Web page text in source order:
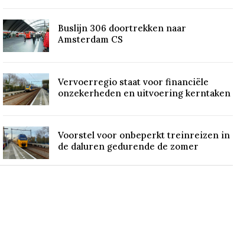
Buslijn 306 doortrekken naar
Amsterdam CS
Vervoerregio staat voor financiële
onzekerheden en uitvoering kerntaken
Voorstel voor onbeperkt treinreizen in
de daluren gedurende de zomer